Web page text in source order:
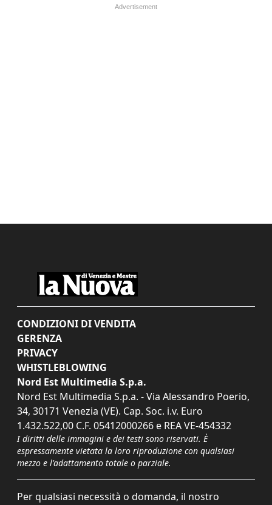
CONDIZIONI DI VENDITA
GERENZA
PRIVACY
WHISTLEBLOWING
Nord Est Multimedia S.p.a.
Nord Est Multimedia S.p.a. - Via Alessandro Poerio,
34, 30171 Venezia (VE). Cap. Soc. i.v. Euro
1.432.522,00 C.F. 05412000266 e REA VE-454332
I diritti delle immagini e dei testi sono riservati. È
espressamente vietata la loro riproduzione con qualsiasi
mezzo e l'adattamento totale o parziale.
Per qualsiasi necessità o domanda, il nostro